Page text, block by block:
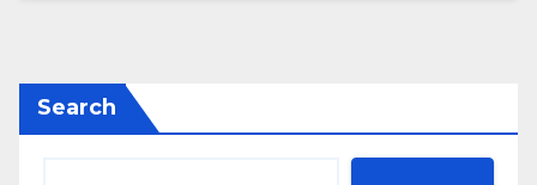
Search